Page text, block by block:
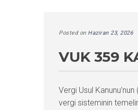
Posted on Haziran 23, 2026
VUK 359
Vergi Usul
vergi sisteminin